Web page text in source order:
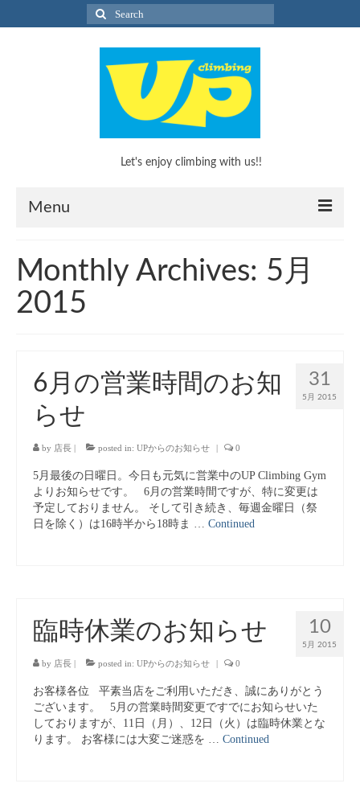
Search
for:
Let's enjoy climbing with us!!
Menu
What’s Climbing?
キッズボルダリングスクール
よくある質問
姿勢と健康・スポーツパフォーマンス
About Us
Contact Us
Monthly Archives: 5月
2015
31
5月 2015
6月の営業時間のお知
らせ
by 店長 | posted in: UPからのお知らせ | 0
5月最後の日曜日。今日も元気に営業中のUP Climbing Gym
よりお知らせです。 6月の営業時間ですが、特に変更は
予定しておりません。 そして引き続き、毎週金曜日（祭
日を除く）は16時半から18時ま … Continued
10
5月 2015
臨時休業のお知らせ
by 店長 | posted in: UPからのお知らせ | 0
お客様各位 平素当店をご利用いただき、誠にありがとう
ございます。 5月の営業時間変更ですでにお知らせいた
しておりますが、11日（月）、12日（火）は臨時休業とな
ります。 お客様には大変ご迷惑を … Continued